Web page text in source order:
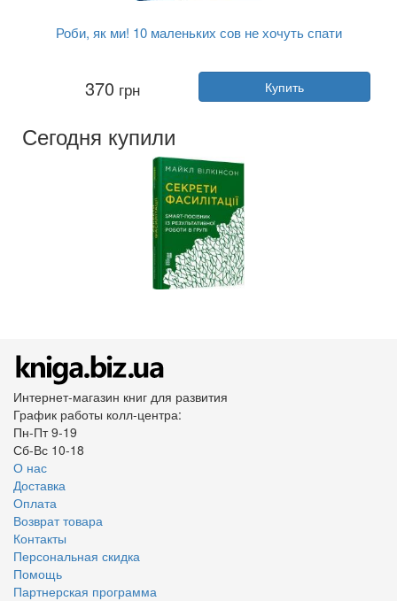
Роби, як ми! 10 маленьких сов не хочуть спати
Катя Алвес
Издательство:Ранок
Язык:
370 грн Купить
Сегодня купили
Интернет-магазин книг для развития
График работы колл-центра:
Пн-Пт 9-19
Сб-Вс 10-18
О нас
Доставка
Оплата
Возврат товара
Контакты
Персональная скидка
Помощь
Партнерская программа